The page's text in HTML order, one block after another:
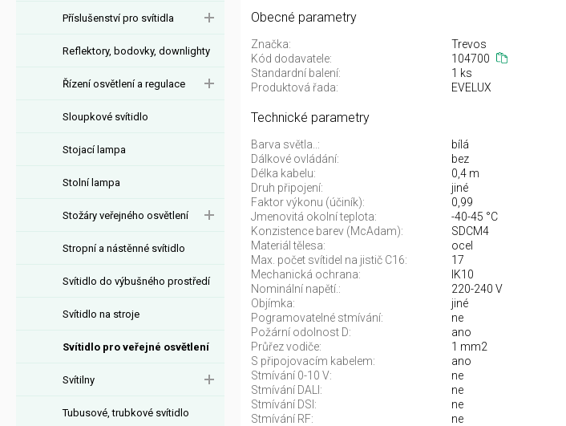
Příslušenství pro svítidla
Reflektory, bodovky, downlighty
Řízení osvětlení a regulace
Sloupkové svítidlo
Stojací lampa
Stolní lampa
Stožáry veřejného osvětlení
Stropní a nástěnné svítidlo
Svítidlo do výbušného prostředí
Svítidlo na stroje
Svítidlo pro veřejné osvětlení
Svítilny
Tubusové, trubkové svítidlo
Obecné parametry
Značka: Trevos
Kód dodavatele:
104700
Standardní balení:
1 ks
Produktová řada:
EVELUX
Technické parametry
Barva světla..: bílá
Dálkové ovládání:
bez
Délka kabelu:
0,4 m
Druh připojení:
jiné
Faktor výkonu (účiník):
0,99
Jmenovitá okolní teplota:
-40-45 °C
Konzistence barev (McAdam):
SDCM4
Materiál tělesa:
ocel
Max. počet svítidel na jistič C16:
17
Mechanická ochrana:
IK10
Nominální napětí.:
220-240 V
Objímka:
jiné
Pogramovatelné stmívání:
ne
Požární odolnost D:
ano
Průřez vodiče:
1 mm2
S připojovacím kabelem:
ano
Stmívání 0-10 V:
ne
Stmívání DALI:
ne
Stmívání DSI:
ne
Stmívání RF:
ne